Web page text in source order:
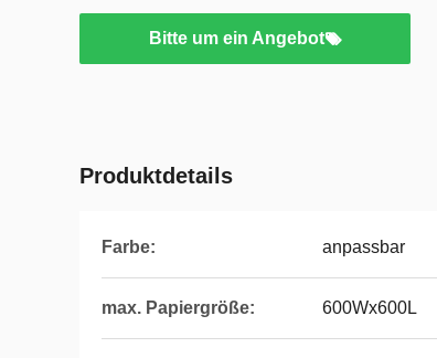
Bitte um ein Angebot
Produktdetails
Farbe: anpassbar
max. Papiergröße: 600Wx600L